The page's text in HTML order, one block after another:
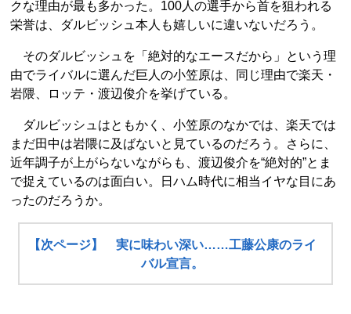
クな理由が最も多かった。100人の選手から首を狙われる
栄誉は、ダルビッシュ本人も嬉しいに違いないだろう。
そのダルビッシュを「絶対的なエースだから」という理
由でライバルに選んだ巨人の小笠原は、同じ理由で楽天・
岩隈、ロッテ・渡辺俊介を挙げている。
ダルビッシュはともかく、小笠原のなかでは、楽天では
まだ田中は岩隈に及ばないと見ているのだろう。さらに、
近年調子が上がらないながらも、渡辺俊介を“絶対的”とま
で捉えているのは面白い。日ハム時代に相当イヤな目にあ
ったのだろうか。
【次ページ】 実に味わい深い……工藤公康のライ
バル宣言。